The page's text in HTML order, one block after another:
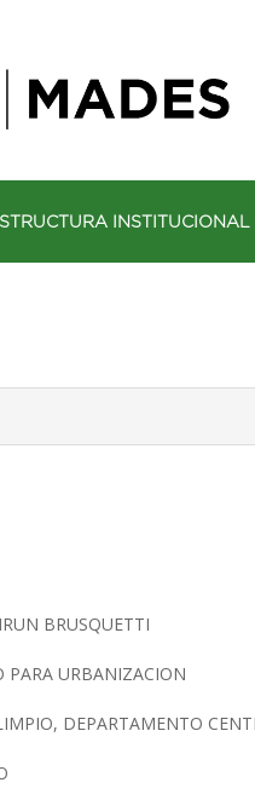
INSTITUCIONAL
BRUSQUETTI
PARA URBANIZACION
DEPARTAMENTO